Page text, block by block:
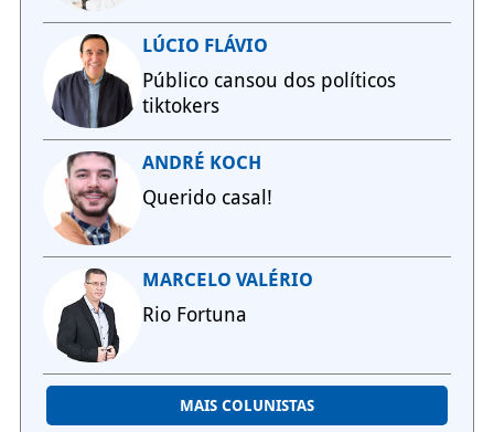
LÚCIO FLÁVIO
Público cansou dos políticos
tiktokers
ANDRÉ KOCH
Querido casal!
MARCELO VALÉRIO
Rio Fortuna
MAIS COLUNISTAS